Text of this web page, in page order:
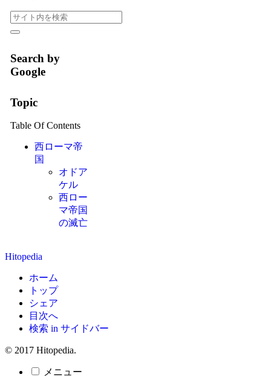
Search by
Google
Topic
Table Of Contents
西ローマ帝
国
オドア
ケル
西ロー
マ帝国
の滅亡
Hitopedia
ホーム
トップ
シェア
目次へ
検索 in サイドバー
© 2017 Hitopedia.
メニュー